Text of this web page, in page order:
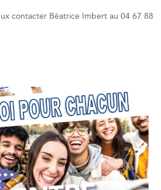
contacter Béatrice Imbert au 04 67 88